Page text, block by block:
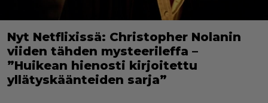
Nyt Netflixissä: Christopher Nolanin
viiden tähden mysteerileffa –
”Huikean hienosti kirjoitettu
yllätyskäänteiden sarja”